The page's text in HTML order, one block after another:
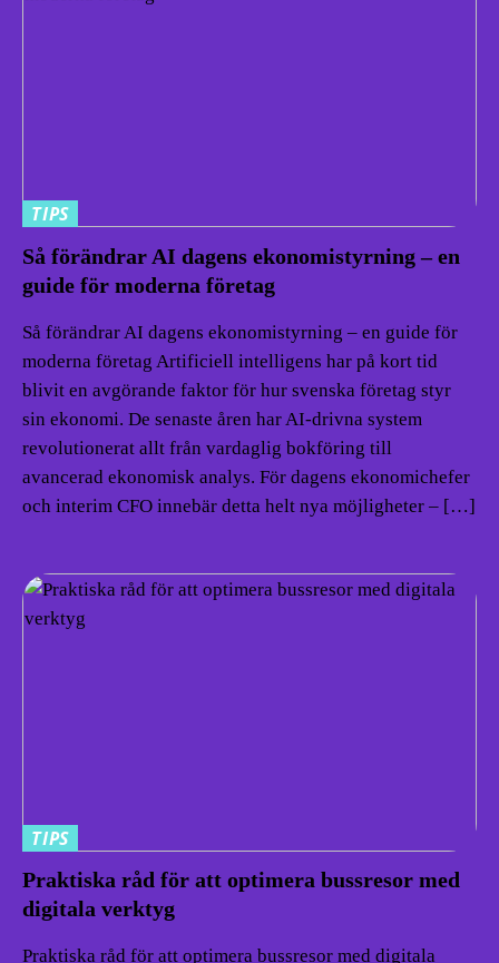
TIPS
Så förändrar AI dagens ekonomistyrning – en
guide för moderna företag
Så förändrar AI dagens ekonomistyrning – en guide för
moderna företag Artificiell intelligens har på kort tid
blivit en avgörande faktor för hur svenska företag styr
sin ekonomi. De senaste åren har AI-drivna system
revolutionerat allt från vardaglig bokföring till
avancerad ekonomisk analys. För dagens ekonomichefer
och interim CFO innebär detta helt nya möjligheter – […]
TIPS
Praktiska råd för att optimera bussresor med
digitala verktyg
Praktiska råd för att optimera bussresor med digitala